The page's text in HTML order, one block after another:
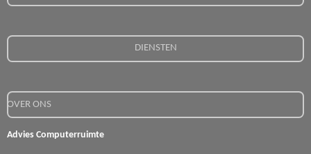
DIENSTEN
OVER ONS
Advies Computerruimte